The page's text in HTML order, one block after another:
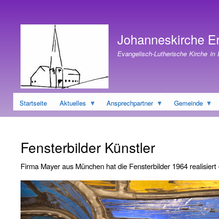
Johanneskirche
Evangelisch-Lutherische Kirche in
Startseite Aktuelles Ansprechpartner Gemeinde
Fensterbilder Künstler
Firma Mayer aus München hat die Fensterbilder 1964